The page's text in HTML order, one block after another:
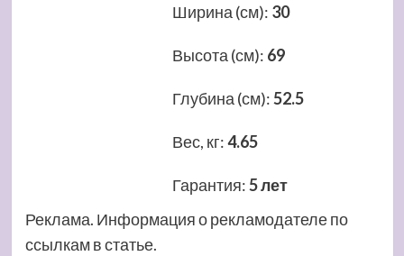
Ширина (см): 30
Высота (см): 69
Глубина (см):52.5
Вес, кг:4.65
Гарантия:5 лет
Реклама. Информация о рекламодателе по
ссылкам в статье.